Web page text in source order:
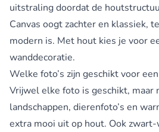
uitstraling doordat de
Canvas oogt zachter en klassiek,
modern is. Met hout kies je voor
wanddecoratie.
Welke foto’s zijn geschikt voor
Vrijwel elke foto is geschikt, maar
landschappen, dierenfoto’s en
extra mooi uit op hout. Ook